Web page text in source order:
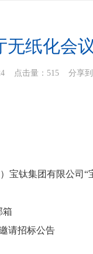
纸化会
点击量：515 分享到
钛集团有限公司
箱
请招标公告